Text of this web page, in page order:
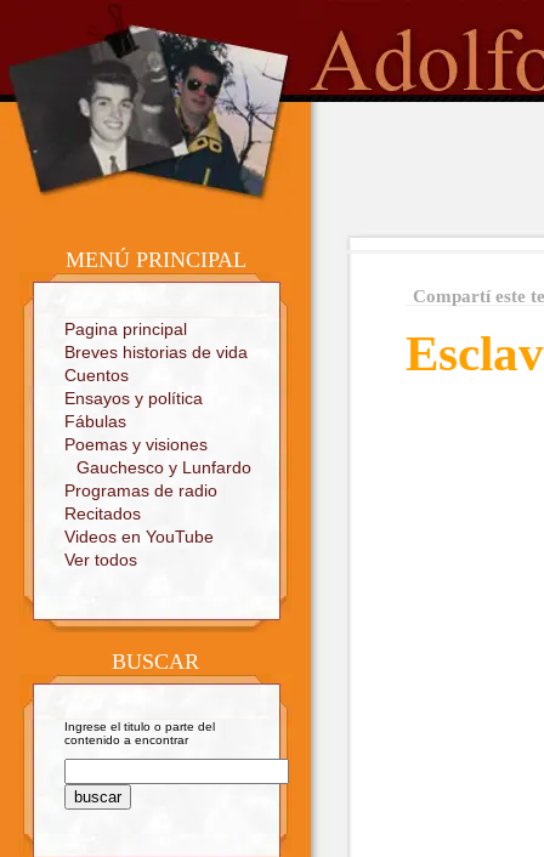
Sitio oficial
MENÚ PRINCIPAL
Pagina principal
Breves historias de vida
Cuentos
Ensayos y política
Fábulas
Poemas y visiones
Gauchesco y Lunfardo
Programas de radio
Recitados
Videos en YouTube
Ver todos
BUSCAR
Ingrese el titulo o parte del
contenido a encontrar
Compartí este